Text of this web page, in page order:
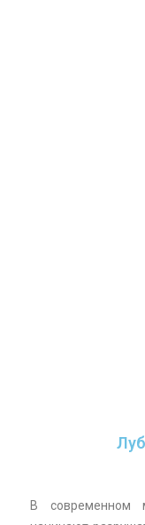
В современном